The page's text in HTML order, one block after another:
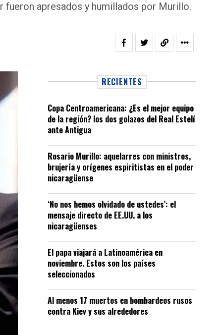
fueron apresados y humillados por Murillo.
RECIENTES
Copa Centroamericana: ¿Es el mejor equipo
de la región? los dos golazos del Real Estelí
ante Antigua
Rosario Murillo: aquelarres con ministros,
brujería y orígenes espiritistas en el poder
nicaragüense
‘No nos hemos olvidado de ustedes’: el
mensaje directo de EE.UU. a los
nicaragüenses
El papa viajará a Latinoamérica en
noviembre. Estos son los países
seleccionados
Al menos 17 muertos en bombardeos rusos
contra Kiev y sus alrededores